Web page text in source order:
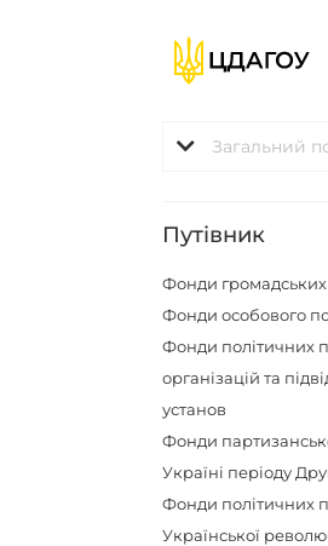
Путівник
Фонди громадських
Фонди особового
Фонди політичних
організацій та
установ
Фонди
Україні періоду
Фонди політичних
Української